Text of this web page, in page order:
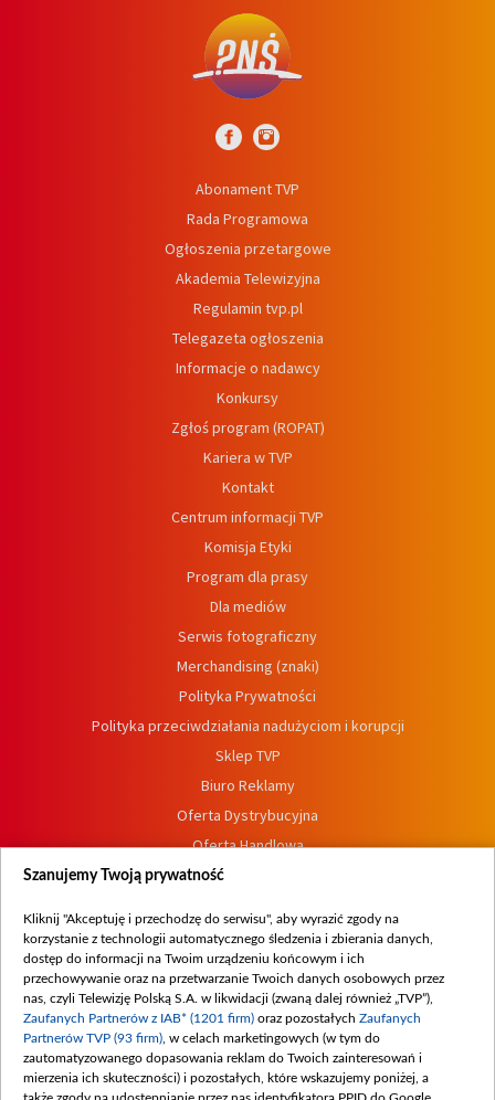
Abonament TVP
Rada Programowa
Ogłoszenia przetargowe
Akademia Telewizyjna
Regulamin tvp.pl
Telegazeta ogłoszenia
Informacje o nadawcy
Konkursy
Zgłoś program (ROPAT)
Kariera w TVP
Kontakt
Centrum informacji TVP
Komisja Etyki
Program dla prasy
Dla mediów
Serwis fotograficzny
Merchandising (znaki)
Polityka Prywatności
Polityka przeciwdziałania nadużyciom i korupcji
Sklep TVP
Biuro Reklamy
Oferta Dystrybucyjna
Oferta Handlowa
Dostępność
Procedura zgłoszeń wewnętrznych
Szanujemy Twoją prywatność
Kliknij "Akceptuję i przechodzę do serwisu", aby wyrazić zgody na
korzystanie z technologii automatycznego śledzenia i zbierania danych,
dostęp do informacji na Twoim urządzeniu końcowym i ich
przechowywanie oraz na przetwarzanie Twoich danych osobowych przez
nas, czyli Telewizję Polską S.A. w likwidacji (zwaną dalej również „TVP”),
Zaufanych Partnerów z IAB* (1201 firm) oraz pozostałych Zaufanych
Partnerów TVP (93 firm) , w celach marketingowych (w tym do
zautomatyzowanego dopasowania reklam do Twoich zainteresowań i
mierzenia ich skuteczności) i pozostałych, które wskazujemy poniżej, a